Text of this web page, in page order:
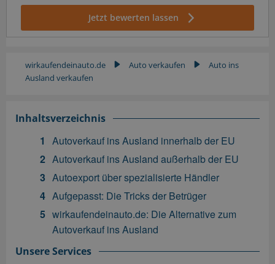
Jetzt bewerten lassen
wirkaufendeinauto.de Auto verkaufen
Auto ins
Ausland verkaufen
Inhaltsverzeichnis
Autoverkauf ins Ausland innerhalb der EU
Autoverkauf ins Ausland außerhalb der EU
Autoexport über spezialisierte Händler
Aufgepasst: Die Tricks der Betrüger
wirkaufendeinauto.de: Die Alternative zum
Autoverkauf ins Ausland
Unsere Services